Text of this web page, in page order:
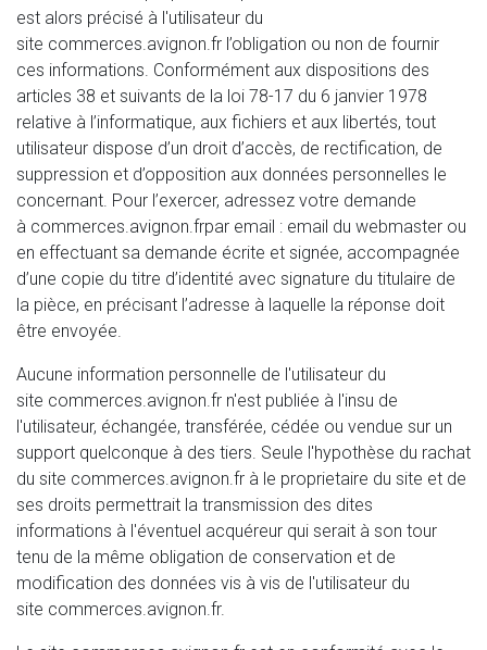
est alors précisé à l'utilisateur du
site commerces.avignon.fr l’obligation ou non de fournir
ces informations. Conformément aux dispositions des
articles 38 et suivants de la loi 78-17 du 6 janvier 1978
relative à l’informatique, aux fichiers et aux libertés, tout
utilisateur dispose d’un droit d’accès, de rectification, de
suppression et d’opposition aux données personnelles le
concernant. Pour l’exercer, adressez votre demande
à commerces.avignon.frpar email : email du webmaster ou
en effectuant sa demande écrite et signée, accompagnée
d’une copie du titre d’identité avec signature du titulaire de
la pièce, en précisant l’adresse à laquelle la réponse doit
être envoyée.
Aucune information personnelle de l'utilisateur du
site commerces.avignon.fr n'est publiée à l'insu de
l'utilisateur, échangée, transférée, cédée ou vendue sur un
support quelconque à des tiers. Seule l'hypothèse du rachat
du site commerces.avignon.fr à le proprietaire du site et de
ses droits permettrait la transmission des dites
informations à l'éventuel acquéreur qui serait à son tour
tenu de la même obligation de conservation et de
modification des données vis à vis de l'utilisateur du
site commerces.avignon.fr.